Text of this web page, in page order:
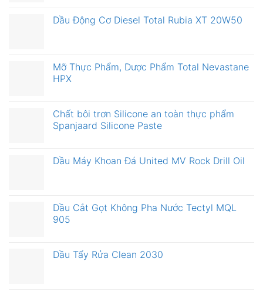
Dầu Động Cơ Diesel Total Rubia XT 20W50
Mỡ Thực Phẩm, Dược Phẩm Total Nevastane
HPX
Chất bôi trơn Silicone an toàn thực phẩm
Spanjaard Silicone Paste
Dầu Máy Khoan Đá United MV Rock Drill Oil
Dầu Cắt Gọt Không Pha Nước Tectyl MQL
905
Dầu Tẩy Rửa Clean 2030